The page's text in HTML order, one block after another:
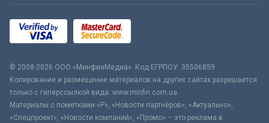
© 2008-2026 ООО «МинфинМедиа». Код ЕГРПОУ: 35506859
Копирование и размещение материалов на других сайтах разрешается
только с гиперссылкой вида: www.minfin.com.ua
Материалы с пометками «Р», «Новости партнёров», «Актуально»,
«Спецпроект», «Новости компаний», «Промо» – это реклама в